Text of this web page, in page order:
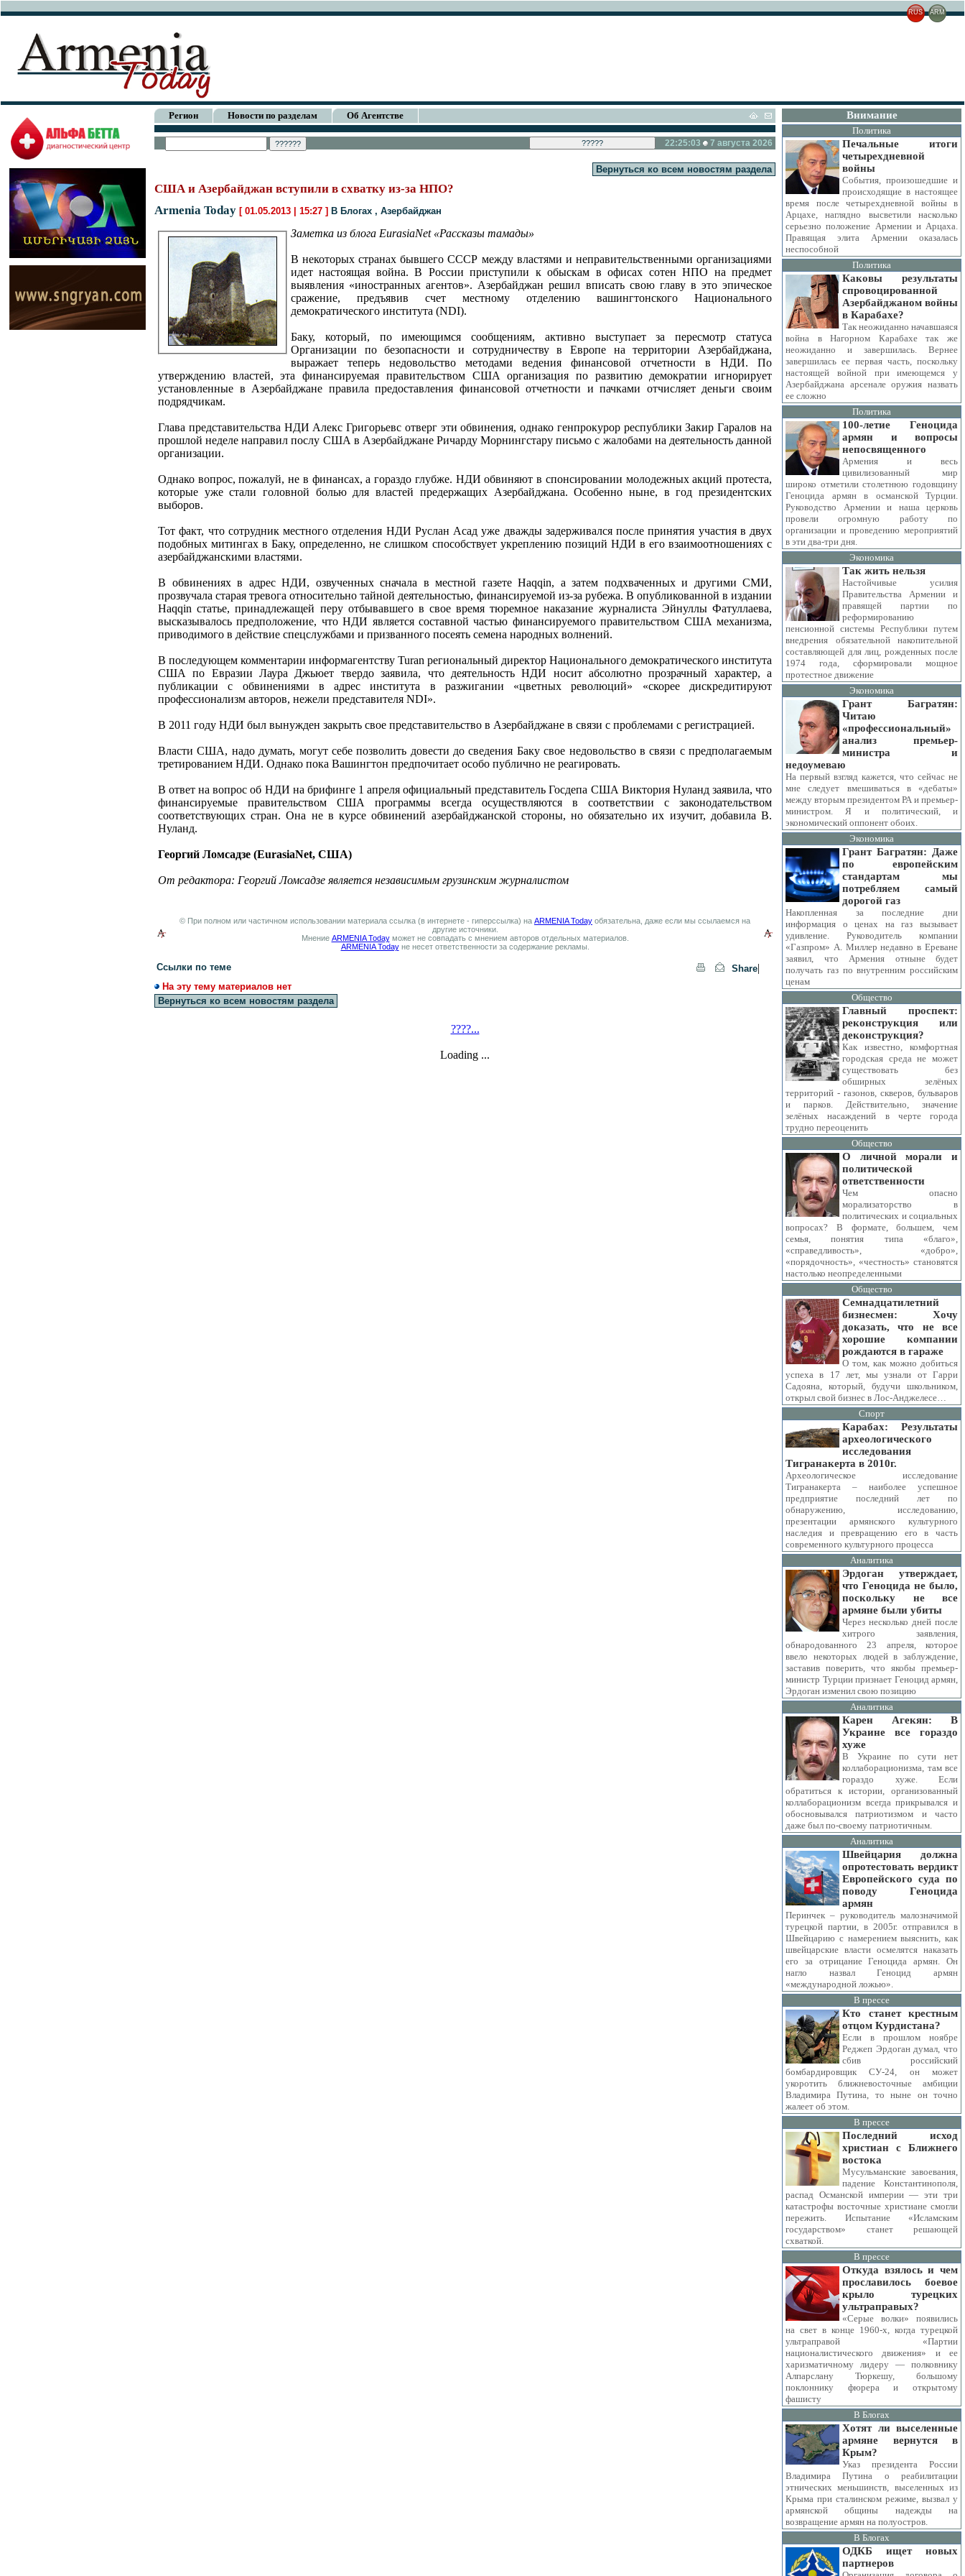
RUS ARM
Регион Новости по разделам Об Агентстве
22:25:04 7 августа 2026
Вернуться ко всем новостям раздела
США и Азербайджан вступили в схватку из-за НПО?
Armenia Today [ 01.05.2013 | 15:27 ] В Блогах , Азербайджан
Заметка из блога EurasiaNet «Рассказы тамады»
В некоторых странах бывшего СССР между властями и неправительственными организациями
идет настоящая война. В России приступили к обыскам в офисах сотен НПО на предмет
выявления «иностранных агентов». Азербайджан решил вписать свою главу в это эпическое
сражение, предъявив счет местному отделению вашингтонского Национального
демократического института (NDI).
Баку, который, по имеющимся сообщениям, активно выступает за пересмотр статуса
Организации по безопасности и сотрудничеству в Европе на территории Азербайджана,
выражает теперь недовольство методами ведения финансовой отчетности в НДИ. По
утверждению властей, эта финансируемая правительством США организация по развитию демократии игнорирует
установленные в Азербайджане правила предоставления финансовой отчетности и пачками отчисляет деньги своим
подрядчикам.
Глава представительства НДИ Алекс Григорьевс отверг эти обвинения, однако генпрокурор республики Закир Гаралов на
прошлой неделе направил послу США в Азербайджане Ричарду Морнингстару письмо с жалобами на деятельность данной
организации.
Однако вопрос, пожалуй, не в финансах, а гораздо глубже. НДИ обвиняют в спонсировании молодежных акций протеста,
которые уже стали головной болью для властей предержащих Азербайджана. Особенно ныне, в год президентских
выборов.
Тот факт, что сотрудник местного отделения НДИ Руслан Асад уже дважды задерживался после принятия участия в двух
подобных митингах в Баку, определенно, не слишком способствует укреплению позиций НДИ в его взаимоотношениях с
азербайджанскими властями.
В обвинениях в адрес НДИ, озвученных сначала в местной газете Haqqin, а затем подхваченных и другими СМИ,
прозвучала старая тревога относительно тайной деятельностью, финансируемой из-за рубежа. В опубликованной в издании
Haqqin статье, принадлежащей перу отбывавшего в свое время тюремное наказание журналиста Эйнуллы Фатуллаева,
высказывалось предположение, что НДИ является составной частью финансируемого правительством США механизма,
приводимого в действие спецслужбами и призванного посеять семена народных волнений.
В последующем комментарии информагентству Turan региональный директор Национального демократического института
США по Евразии Лаура Джьюет твердо заявила, что деятельность НДИ носит абсолютно прозрачный характер, а
публикации с обвинениями в адрес института в разжигании «цветных революций» «скорее дискредитируют
профессионализм авторов, нежели представителя NDI».
В 2011 году НДИ был вынужден закрыть свое представительство в Азербайджане в связи с проблемами с регистрацией.
Власти США, надо думать, могут себе позволить довести до сведения Баку свое недовольство в связи с предполагаемым
третированием НДИ. Однако пока Вашингтон предпочитает особо публично не реагировать.
В ответ на вопрос об НДИ на брифинге 1 апреля официальный представитель Госдепа США Виктория Нуланд заявила, что
финансируемые правительством США программы всегда осуществляются в соответствии с законодательством
соответствующих стран. Она не в курсе обвинений азербайджанской стороны, но обязательно их изучит, добавила В.
Нуланд.
Георгий Ломсадзе (EurasiaNet, США)
От редактора: Георгий Ломсадзе является независимым грузинским журналистом
© При полном или частичном использовании материала ссылка (в интернете - гиперссылка) на ARMENIA Today обязательна, даже если мы ссылаемся на
другие источники.
Мнение ARMENIA Todayможет не совпадать с мнением авторов отдельных материалов.
ARMENIA Todayне несет ответственности за содержание рекламы.
Ссылки по теме Share|
На эту тему материалов нет
Вернуться ко всем новостям раздела
????...
Loading ...
Внимание
Политика
Печальные итоги
четырехдневной
войны
События, произошедшие и
происходящие в настоящее
время после четырехдневной войны в
Арцахе, наглядно высветили насколько
серьезно положение Армении и Арцаха.
Правящая элита Армении оказалась
неспособной
Политика
Каковы результаты
спровоцированной
Азербайджаном войны
в Карабахе?
Так неожиданно начавшаяся
война в Нагорном Карабахе так же
неожиданно и завершилась. Вернее
завершилась ее первая часть, поскольку
настоящей войной при имеющемся у
Азербайджана арсенале оружия назвать
ее сложно
Политика
100-летие Геноцида
армян и вопросы
непосвященного
Армения и весь
цивилизованный мир
широко отметили столетнюю годовщину
Геноцида армян в османской Турции.
Руководство Армении и наша церковь
провели огромную работу по
организации и проведению мероприятий
в эти два-три дня.
Экономика
Так жить нельзя
Настойчивые усилия
Правительства Армении и
правящей партии по
реформированию
пенсионной системы Республики путем
внедрения обязательной накопительной
составляющей для лиц, рожденных после
1974 года, сформировали мощное
протестное движение
Экономика
Грант Багратян:
Читаю
«профессиональный»
анализ премьер-
министра и
недоумеваю
На первый взгляд кажется, что сейчас не
мне следует вмешиваться в «дебаты»
между вторым президентом РА и премьер-
министром. Я и политический, и
экономический оппонент обоих.
Экономика
Грант Багратян: Даже
по европейским
стандартам мы
потребляем самый
дорогой газ
Накопленная за последние дни
информация о ценах на газ вызывает
удивление. Руководитель компании
«Газпром» А. Миллер недавно в Ереване
заявил, что Армения отныне будет
получать газ по внутренним российским
ценам
Общество
Главный проспект:
реконструкция или
деконструкция?
Как известно, комфортная
городская среда не может
существовать без
обширных зелёных
территорий - газонов, скверов, бульваров
и парков. Действительно, значение
зелёных насаждений в черте города
трудно переоценить
Общество
О личной морали и
политической
ответственности
Чем опасно
морализаторство в
политических и социальных
вопросах? В формате, большем, чем
семья, понятия типа «благо»,
«справедливость», «добро»,
«порядочность», «честность» становятся
настолько неопределенными
Общество
Семнадцатилетний
бизнесмен: Хочу
доказать, что не все
хорошие компании
рождаются в гараже
О том, как можно добиться
успеха в 17 лет, мы узнали от Гарри
Садояна, который, будучи школьником,
открыл свой бизнес в Лос-Анджелесе…
Спорт
Карабах: Результаты
археологического
исследования
Тигранакерта в 2010г.
Археологическое исследование
Тигранакерта – наиболее успешное
предприятие последний лет по
обнаружению, исследованию,
презентации армянского культурного
наследия и превращению его в часть
современного культурного процесса
Аналитика
Эрдоган утверждает,
что Геноцида не было,
поскольку не все
армяне были убиты
Через несколько дней после
хитрого заявления,
обнародованного 23 апреля, которое
ввело некоторых людей в заблуждение,
заставив поверить, что якобы премьер-
министр Турции признает Геноцид армян,
Эрдоган изменил свою позицию
Аналитика
Карен Агекян: В
Украине все гораздо
хуже
В Украине по сути нет
коллаборационизма, там все
гораздо хуже. Если
обратиться к истории, организованный
коллаборационизм всегда прикрывался и
обосновывался патриотизмом и часто
даже был по-своему патриотичным.
Аналитика
Швейцария должна
опротестовать вердикт
Европейского суда по
поводу Геноцида
армян
Перинчек – руководитель малозначимой
турецкой партии, в 2005г. отправился в
Швейцарию с намерением выяснить, как
швейцарские власти осмелятся наказать
его за отрицание Геноцида армян. Он
нагло назвал Геноцид армян
«международной ложью».
В прессе
Кто станет крестным
отцом Курдистана?
Если в прошлом ноябре
Реджеп Эрдоган думал, что
сбив российский
бомбардировщик СУ-24, он может
укоротить ближневосточные амбиции
Владимира Путина, то ныне он точно
жалеет об этом.
В прессе
Последний исход
христиан с Ближнего
востока
Мусульманские завоевания,
падение Константинополя,
распад Османской империи — эти три
катастрофы восточные христиане смогли
пережить. Испытание «Исламским
государством» станет решающей
схваткой.
В прессе
Откуда взялось и чем
прославилось боевое
крыло турецких
ультраправых?
«Серые волки» появились
на свет в конце 1960-х, когда турецкой
ультраправой «Партии
националистического движения» и ее
харизматичному лидеру — полковнику
Алпарслану Тюркешу, большому
поклоннику фюрера и открытому
фашисту
В Блогах
Хотят ли выселенные
армяне вернутся в
Крым?
Указ президента России
Владимира Путина о реабилитации
этнических меньшинств, выселенных из
Крыма при сталинском режиме, вызвал у
армянской общины надежды на
возвращение армян на полуостров.
В Блогах
ОДКБ ищет новых
партнеров